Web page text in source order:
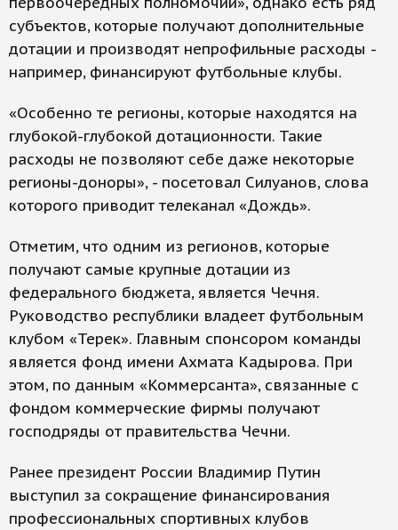
субъектов, которые получают дополнительные
дотации и производят непрофильные расходы -
например, финансируют футбольные клубы.
«Особенно те регионы, которые находятся на
глубокой-глубокой дотационности. Такие
расходы не позволяют себе даже некоторые
регионы-доноры», - посетовал Силуанов, слова
которого приводит телеканал «Дождь».
Отметим, что одним из регионов, которые
получают самые крупные дотации из
федерального бюджета, является Чечня.
Руководство республики владеет футбольным
клубом «Терек». Главным спонсором команды
является фонд имени Ахмата Кадырова. При
этом, по данным «Коммерсанта», связанные с
фондом коммерческие фирмы получают
господряды от правительства Чечни.
Ранее президент России Владимир Путин
выступил за сокращение финансирования
профессиональных спортивных клубов